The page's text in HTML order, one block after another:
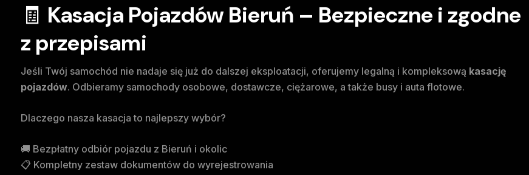
🧾 Kasacja Pojazdów Bieruń – Bezpieczne i zgodne
z przepisami
Jeśli Twój samochód nie nadaje się już do dalszej eksploatacji, oferujemy legalną i kompleksową kasację
pojazdów. Odbieramy samochody osobowe, dostawcze, ciężarowe, a także busy i auta flotowe.
Dlaczego nasza kasacja to najlepszy wybór?
🚚 Bezpłatny odbiór pojazdu z Bieruń i okolic
📋 Kompletny zestaw dokumentów do wyrejestrowania